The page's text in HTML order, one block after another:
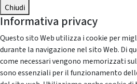
Chiudi
Informativa privacy
Questo sito Web utilizza i cookie per
durante la navigazione nel sito Web. Di
come necessari vengono memorizzati
sono essenziali per il funzionamento